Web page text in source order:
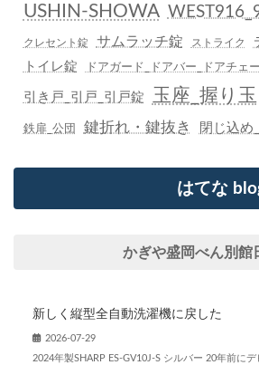
USHIN-SHOWA
クレセント錠 サムラッチ錠 ストライク
トイレ錠
ドアガード_ドアバー_ドアチェ
引き戸_引戸_引戸錠 玉座_握り玉
鉄扉_公団 鍵折れ・鍵抜き 閉じ込め
はてな
かぎや盛岡べん別館
新しく縦型全自動洗濯機に戻した
2026-07-29
2024年製SHARP ES-GV10J-S シルバー 20年前に